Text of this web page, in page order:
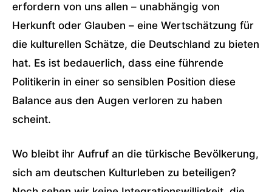
erfordern von uns allen – unabhängig von
Herkunft oder Glauben – eine Wertschätzung für
die kulturellen Schätze, die Deutschland zu bieten
hat. Es ist bedauerlich, dass eine führende
Politikerin in einer so sensiblen Position diese
Balance aus den Augen verloren zu haben
scheint.
Wo bleibt ihr Aufruf an die türkische Bevölkerung,
sich am deutschen Kulturleben zu beteiligen?